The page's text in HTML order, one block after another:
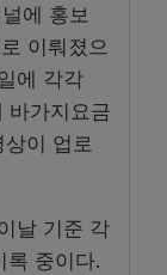
에 홍보
이뤄졌으
에 각각
바가지요금
상이 업로
날 기준 각
록 중이다.